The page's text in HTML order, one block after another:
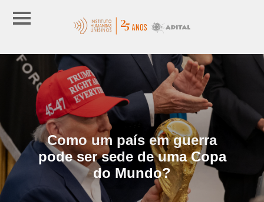
Como um país em guerra
pode ser sede de uma Copa
do Mundo?